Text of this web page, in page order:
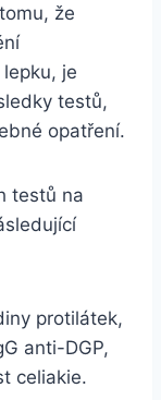
že
je
testů,
opatření.
testů na
protilátek,
anti-DGP,
celiakie.